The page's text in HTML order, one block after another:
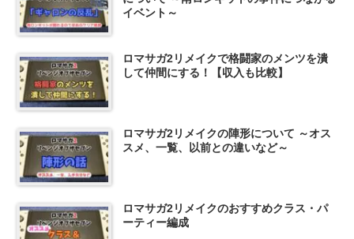
イベント～
ロマサガ2リメイクで格闘家のメンツを潰
して仲間にする！【収入も比較】
ロマサガ2リメイクの陣形について ～オス
スメ、一覧、以前との違いなど～
ロマサガ2リメイクのおすすめクラス・パ
ーティー編成